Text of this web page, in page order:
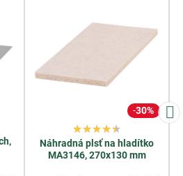
30%
Náhradná plsť na hladítko
MA3146, 270x130 mm